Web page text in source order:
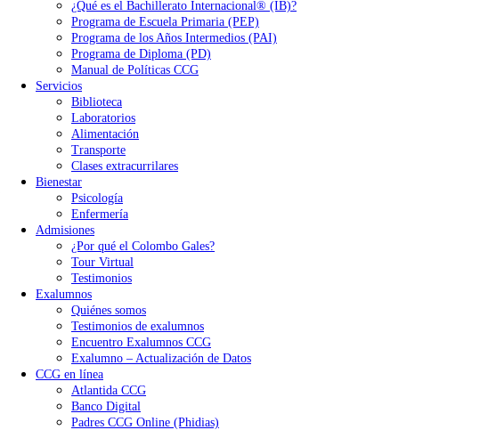
¿Qué es el Bachillerato Internacional® (IB)?
Programa de Escuela Primaria (PEP)
Programa de los Años Intermedios (PAI)
Programa de Diploma (PD)
Manual de Políticas CCG
Servicios
Biblioteca
Laboratorios
Alimentación
Transporte
Clases extracurrilares
Bienestar
Psicología
Enfermería
Admisiones
¿Por qué el Colombo Gales?
Tour Virtual
Testimonios
Exalumnos
Quiénes somos
Testimonios de exalumnos
Encuentro Exalumnos CCG
Exalumno – Actualización de Datos
CCG en línea
Atlantida CCG
Banco Digital
Padres CCG Online (Phidias)